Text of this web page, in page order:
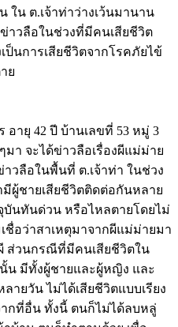
ใน ต.เจ้าท่าว่างเว้นมานาน
าวลือในช่วงที่มีคนเสียชีวิต
ป็นการเสียชีวิตจากโรคภัยไข้
ย
ายุ 42 ปี บ้านเลขที่ 53 หมู่ 3
า จะได้ข่าวลือเรื่องผีแม่ม่าย
วลือในพื้นที่ ต.เจ้าท่า ในช่วง
ผู้ชายเสียชีวิตติดต่อกันหลาย
บันทันด่วน หรือไหลตายโดยไม่
ชื่อว่าสาเหตุมาจากผีแม่ม่ายมา
ส่วนกรณีที่มีคนเสียชีวิตใน
น มีทั้งผู้ชายและผู้หญิง และ
ายวัน ไม่ได้เสียชีวิตแบบเรียง
กที่อื่น ทั้งนี้ ตนก็ไม่ได้ลบหลู่